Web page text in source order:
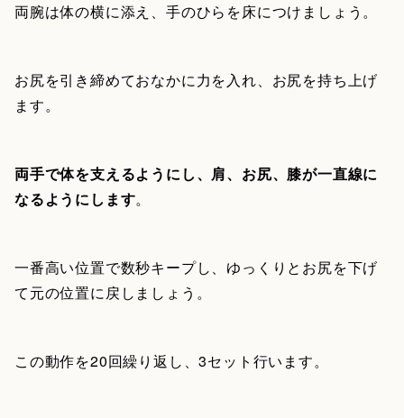
両腕は体の横に添え、手のひらを床につけましょう。
お尻を引き締めておなかに力を入れ、お尻を持ち上げ
ます。
両手で体を支えるようにし、肩、お尻、膝が一直線に
なるようにします。
一番高い位置で数秒キープし、ゆっくりとお尻を下げ
て元の位置に戻しましょう。
この動作を20回繰り返し、3セット行います。